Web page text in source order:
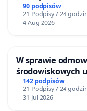
dzieci będą żyły w
tylko podąża za
się Państwo do
90 podpisów
21 Podpisy / 24 godzin
4 Aug 2026
W sprawie
środowiskowych
zakładu
Ostrowiu
mieszkańców i
142 podpisów
21 Podpisy / 24 godzin
31 Jul 2026